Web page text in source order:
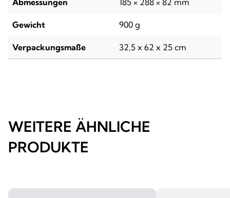
Abmessungen 185 × 288 × 82 mm
Gewicht 900 g
Verpackungsmaße 32,5 x 62 x 25 cm
WEITERE ÄHNLICHE
PRODUKTE